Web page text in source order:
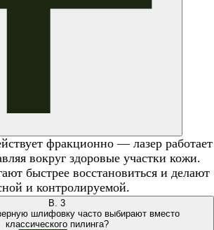
фракционно — лазер работает
вокруг здоровые участки кожи.
быстрее восстановиться и делают
и контролируемой.
В. 3
шлифовку часто выбирают вместо
классического пилинга?